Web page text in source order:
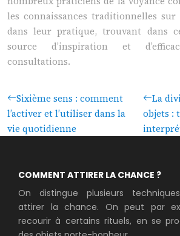
les connaissances traditionnelles
dans leur pratique, trouvant dans
source d’inspiration et
consultations.
Sixième sens : comment
l’activer et l’utiliser dans la
vie quotidienne
La
objets :
COMMENT ATTIRER LA CHANCE ?
On distingue plusieurs
attirer la chance. On peut par
recourir à certains rituels, en se